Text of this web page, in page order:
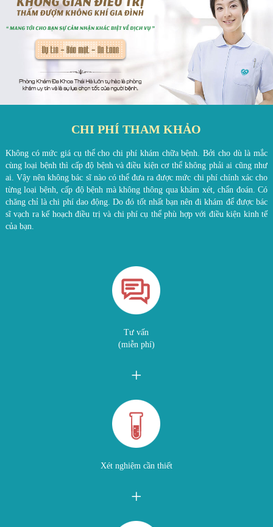
CHI PHÍ THAM KHẢO
Không có mức giá cụ thể cho chi phí khám chữa bệnh. Bởi cho dù là mắc
cùng loại bệnh thì cấp độ bệnh và điều kiện cơ thể không phải ai cũng như
ai. Vậy nên không bác sĩ nào có thể đưa ra được mức chi phí chính xác cho
từng loại bệnh, cấp độ bệnh mà không thông qua khám xét, chẩn đoán. Có
chăng chỉ là chi phí dao động. Do đó tốt nhất bạn nên đi khám để được bác
sĩ vạch ra kế hoạch điều trị và chi phí cụ thể phù hợp với điều kiện kinh tế
của bạn.
Tư vấn
(miễn phí)
+
Xét nghiệm cần thiết
+